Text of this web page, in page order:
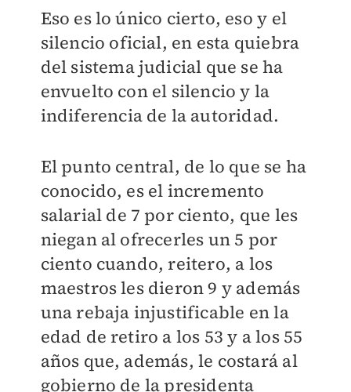
Eso es lo único cierto, eso y el
silencio oficial, en esta quiebra
del sistema judicial que se ha
envuelto con el silencio y la
indiferencia de la autoridad.
El punto central, de lo que se ha
conocido, es el incremento
salarial de 7 por ciento, que les
niegan al ofrecerles un 5 por
ciento cuando, reitero, a los
maestros les dieron 9 y además
una rebaja injustificable en la
edad de retiro a los 53 y a los 55
años que, además, le costará al
gobierno de la presidenta